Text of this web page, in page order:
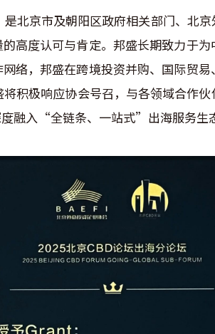
京市及朝阳区政府相关部门、北京
高度认可与肯定。邦盛长期致力于
络，邦盛在跨境投资并购、国际贸
极响应协会号召，与各领域合作
融入“全链条、一站式”出海服务生